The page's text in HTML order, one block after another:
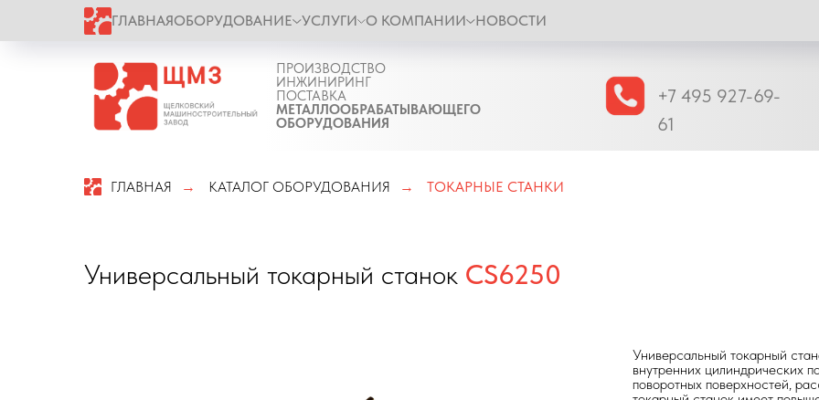
ГЛАВНАЯОБОРУДОВАНИЕ УСЛУГИ О КОМПАНИИ НОВОСТИ
ПРОИЗВОДСТВО
ИНЖИНИРИНГ
ПОСТАВКА
МЕТАЛЛООБРАБАТЫВАЮЩЕГО
ОБОРУДОВАНИЯ
+7 495 927-69-
61
ГЛАВНАЯ → КАТАЛОГ ОБОРУДОВАНИЯ → ТОКАРНЫЕ СТАНКИ
Универсальный токарный станок CS6250
Универсальный токарный
внутренних цилиндрических
поворотных поверхностей,